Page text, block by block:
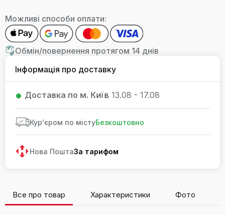
Можливі способи оплати:
Обмін/повернення протягом 14 днів
Інформація про доставку
Доставка по м. Київ 13.08 - 17.08
Кур'єром по містуБезкоштовно
Нова ПоштаЗа тарифом
Все про товар Характеристики Фото